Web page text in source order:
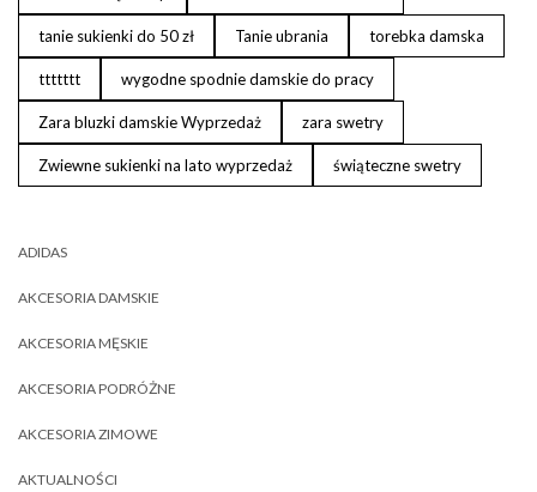
tanie sukienki do 50 zł Tanie ubrania torebka damska
ttttttt wygodne spodnie damskie do pracy
Zara bluzki damskie Wyprzedaż zara swetry
Zwiewne sukienki na lato wyprzedaż świąteczne swetry
ADIDAS
AKCESORIA DAMSKIE
AKCESORIA MĘSKIE
AKCESORIA PODRÓŻNE
AKCESORIA ZIMOWE
AKTUALNOŚCI